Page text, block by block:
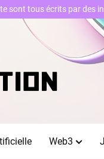
Web3
sont tous écrits par des